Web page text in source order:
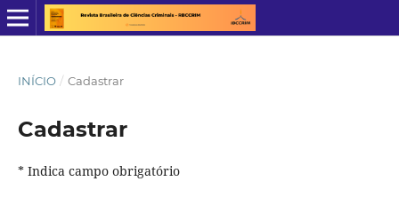
INÍCIO / Cadastrar
Cadastrar
* Indica campo obrigatório